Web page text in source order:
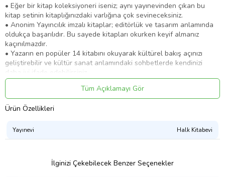
• Eğer bir kitap koleksiyoneri iseniz; aynı yayınevinden çıkan bu
kitap setinin kitaplığınızdaki varlığına çok sevineceksiniz.
• Anonim Yayıncılık imzalı kitaplar; editörlük ve tasarım anlamında
oldukça başarılıdır. Bu sayede kitapları okurken keyif almanız
kaçınılmazdır.
• Yazarın en popüler 14 kitabını okuyarak kültürel bakış açınızı
geliştirebilir ve kültür sanat anlamındaki sohbetlerde kendinizi
daha iyi ifade edebilirsiniz.
Amok Koşucusu, Yakıcı Sır, Satranç, Bir Kadının
Hayatından 24 Saat, Olağanüstü Bir Gece, Ay Işığı Sokağı, Korku,
Mürebbiye, Hayatın Mucizeleri, Gömülü Şamdan, Bir Kalbin Çöküşü,
Ürün Kodu:
Tüm Açıklamayı Gör
Ürün Özellikleri
Yayınevi Halk Kitabevi
İlginizi Çekebilecek Benzer Seçenekler